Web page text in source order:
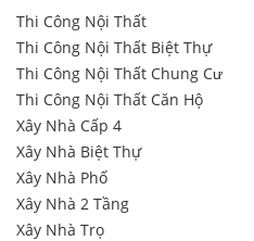
Thi Công Nội Thất
Thi Công Nội Thất Biệt Thự
Thi Công Nội Thất Chung Cư
Thi Công Nội Thất Căn Hộ
Xây Nhà Cấp 4
Xây Nhà Biệt Thự
Xây Nhà Phố
Xây Nhà 2 Tầng
Xây Nhà Trọ